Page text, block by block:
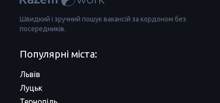
Швидкий і зручний пошук вакансій за кордоном без
посередників.
Популярні міста:
Львів
Луцьк